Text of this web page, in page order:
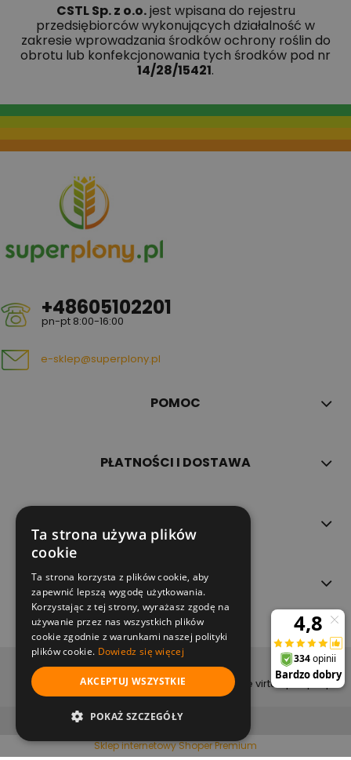
CSTL Sp. z o.o.jest wpisana do rejestru
przedsiębiorców wykonujących działalność w
zakresie wprowadzania środków ochrony roślin do
obrotu lub konfekcjonowania tych środków pod nr
14/28/15421.
+48605102201
pn-pt 8:00-16:00
e-sklep@superplony.pl
POMOC
PŁATNOŚCI I DOSTAWA
O NAS
copyright (c) 2022
projekt i wykonanie virtualpeople.pl
pokaż pełną wersję strony
Sklep internetowy Shoper Premium
Ta strona używa plików
cookie
Ta strona korzysta z plików cookie, aby
zapewnić lepszą wygodę użytkowania.
Korzystając z tej strony, wyrażasz zgodę na
używanie przez nas wszystkich plików
cookie zgodnie z warunkami naszej polityki
plików cookie. Dowiedz się więcej
AKCEPTUJ WSZYSTKIE
POKAŻ SZCZEGÓŁY